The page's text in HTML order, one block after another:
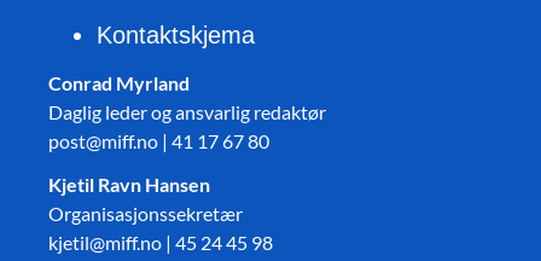
Kontaktskjema
Conrad Myrland
Daglig leder og ansvarlig redaktør
post@miff.no | 41 17 67 80
Kjetil Ravn Hansen
Organisasjonssekretær
kjetil@miff.no | 45 24 45 98